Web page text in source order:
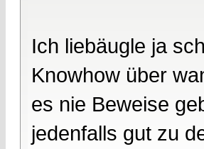
Ich liebäugle ja
Knowhow über
es nie Beweise
jedenfalls gut zu